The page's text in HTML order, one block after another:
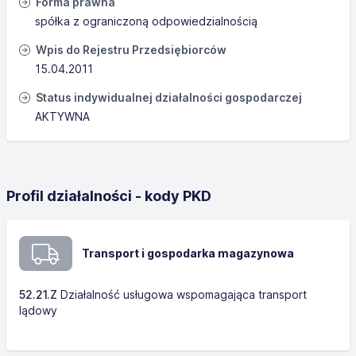
spółka z ograniczoną odpowiedzialnością
Wpis do Rejestru Przedsiębiorców
15.04.2011
Status indywidualnej działalności gospodarczej
AKTYWNA
Profil działalności - kody PKD
Transport i gospodarka magazynowa
52.21.Z Działalność usługowa wspomagająca transport
lądowy